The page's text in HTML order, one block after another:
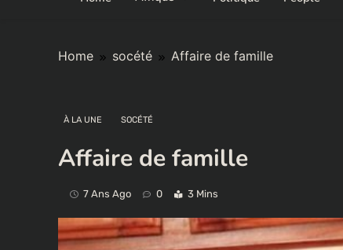
Home socété Affaire de famille
À LA UNE SOCÉTÉ
Affaire de famille
7 Ans Ago 0 3 Mins